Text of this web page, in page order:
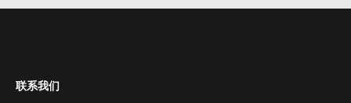
联系我们